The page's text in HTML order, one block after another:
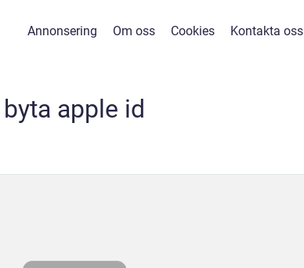
Annonsering Om oss Cookies Kontakta oss
byta apple id